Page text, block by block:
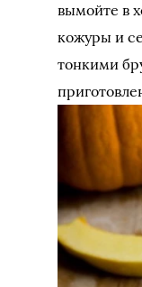
вымойте в
кожуры и
тонкими